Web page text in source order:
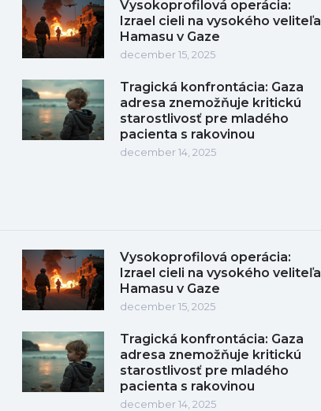
Vysokoprofilová operácia:
Izrael cieli na vysokého veliteľa
Hamasu v Gaze
december 15, 2025
Tragická konfrontácia: Gaza
adresa znemožňuje kritickú
starostlivosť pre mladého
pacienta s rakovinou
december 14, 2025
Vysokoprofilová operácia:
Izrael cieli na vysokého veliteľa
Hamasu v Gaze
december 15, 2025
Tragická konfrontácia: Gaza
adresa znemožňuje kritickú
starostlivosť pre mladého
pacienta s rakovinou
december 14, 2025